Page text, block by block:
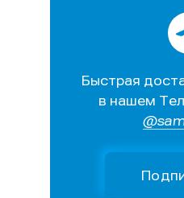
Быстрая
в нашем